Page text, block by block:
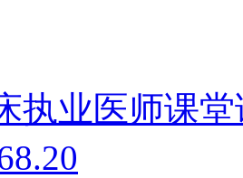
执业医师课